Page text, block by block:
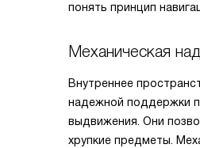
понять принцип
Механическая
Внутреннее
надежной поддержки
выдвижения. Они
хрупкие предметы.